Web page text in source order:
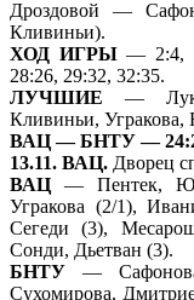
Дроздовой —
Кливиньи).
ХОД ИГРЫ— 2:4,
28:26, 29:32, 32:35.
ЛУЧШИЕ —
Кливиньи, Угракова,
ВАЦ — БНТУ —
13.11. ВАЦ. Дворец
ВАЦ — Пентек,
Угракова (2/1),
Сегеди (3),
Сонди, Дьетван (3).
БНТУ —
Сухомирова,